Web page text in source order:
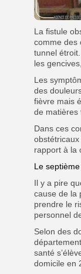
La fistule
comme des
tunnel
les
Les
des
fièvre mais
de matières
Dans ces
rapport à la
Le
Il y a pire
cause de la
prendre le
personnel
Selon des
santé
domicile en